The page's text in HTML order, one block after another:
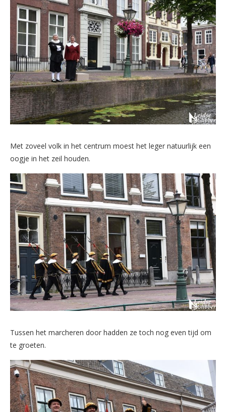
Met zoveel volk in het centrum moest het leger natuurlijk een
oogje in het zeil houden.
Tussen het marcheren door hadden ze toch nog even tijd om
te groeten.